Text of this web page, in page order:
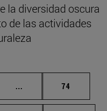
la diversidad oscura
de las actividades
... Páginas intermedias
Página
74